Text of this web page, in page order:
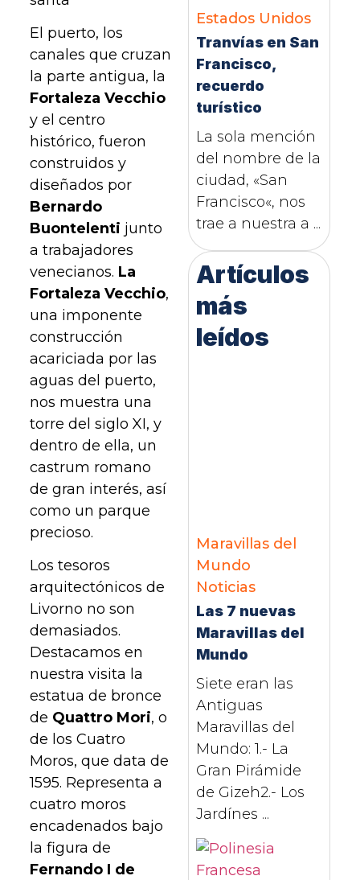
El puerto, los
canales que cruzan
la parte antigua, la
Fortaleza Vecchio
y el centro
histórico, fueron
construidos y
diseñados por
Bernardo
Buontelenti junto
a trabajadores
venecianos. La
Fortaleza Vecchio,
una imponente
construcción
acariciada por las
aguas del puerto,
nos muestra una
torre del siglo XI, y
dentro de ella, un
castrum romano
de gran interés, así
como un parque
precioso.
Los tesoros
arquitectónicos de
Livorno no son
demasiados.
Destacamos en
nuestra visita la
estatua de bronce
de Quattro Mori, o
de los Cuatro
Moros, que data de
1595. Representa a
cuatro moros
encadenados bajo
la figura de
Fernando I de
Estados Unidos
Tranvías en San
Francisco,
recuerdo
turístico
La sola mención
del nombre de la
ciudad, «San
Francisco«, nos
trae a nuestra a ...
Artículos
más
leídos
Maravillas del
Mundo
Noticias
Las 7 nuevas
Maravillas del
Mundo
Siete eran las
Antiguas
Maravillas del
Mundo: 1.- La
Gran Pirámide
de Gizeh2.- Los
Jardínes ...